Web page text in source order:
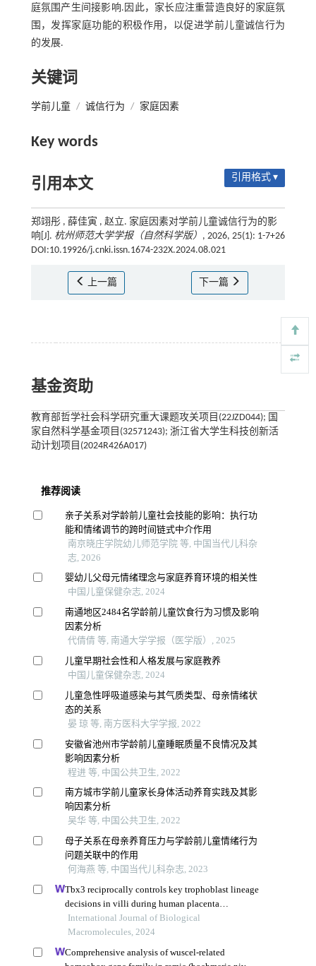
庭氛围产生间接影响.因此，家长应注重营造良好的家庭氛
围，发挥家庭功能的积极作用，以促进学前儿童诚信行为
的发展.
关键词
学前儿童 / 诚信行为 / 家庭因素
Key words
引用本文 引用格式 ▾
郑翊彤 , 薛佳寅 , 赵立. 家庭因素对学前儿童诚信行为的影
响[J]. 杭州师范大学学报（自然科学版） , 2026, 25(1): 1-7+26
DOI:10.19926/j.cnki.issn.1674-232X.2024.08.021
上一篇 下一篇
基金资助
教育部哲学社会科学研究重大课题攻关项目(22JZD044); 国
家自然科学基金项目(32571243); 浙江省大学生科技创新活
动计划项目(2024R426A017)